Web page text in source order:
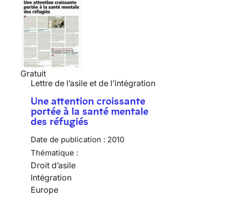
Gratuit
Lettre de l’asile et de l’intégration
Une attention croissante
portée à la santé mentale
des réfugiés
Date de publication : 2010
Thématique :
Droit d’asile
Intégration
Europe